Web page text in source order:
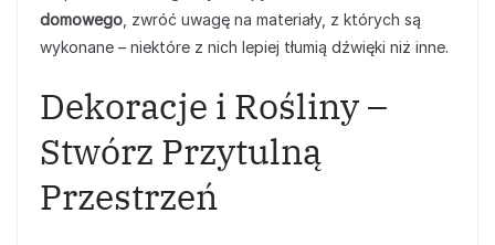
domowego , zwróć uwagę na materiały, z których są
wykonane – niektóre z nich lepiej tłumią dźwięki niż inne.
Dekoracje i Rośliny –
Stwórz Przytulną
Przestrzeń